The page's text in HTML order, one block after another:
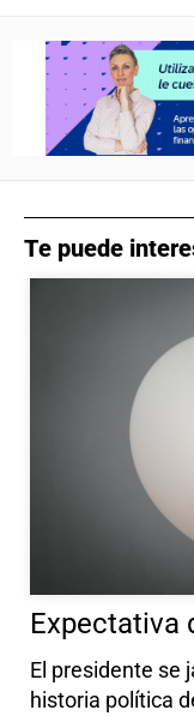
Te puede
Expectativa
El presidente se
historia política